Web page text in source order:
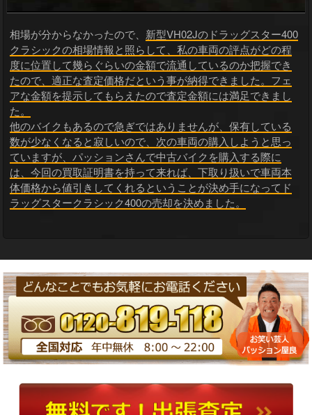
相場が分からなかったので、 新型VH02Jのドラッグスター400
クラシックの相場情報と照らして、私の車両の評点がどの程
度に位置して幾らぐらいの金額で流通しているのか把握でき
たので、適正な査定価格だという事が納得できました。フェ
アな金額を提示してもらえたので査定金額には満足できまし
た。
他のバイクもあるので急ぎではありませんが、保有している
数が少なくなると寂しいので、次の車両の購入しようと思っ
ていますが、パッションさんで中古バイクを購入する際に
は、今回の買取証明書を持って来れば、下取り扱いで車両本
体価格から値引きしてくれるということが決め手になってド
ラッグスタークラシック400の売却を決めました。